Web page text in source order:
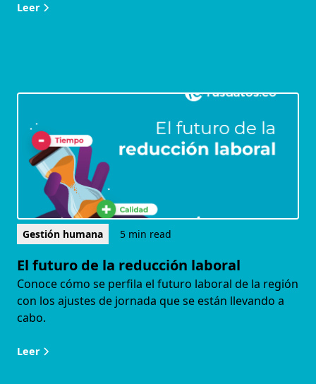
Leer
Gestión humana 5 min read
El futuro de la reducción laboral
Conoce cómo se perfila el futuro laboral de la región
con los ajustes de jornada que se están llevando a
cabo.
Leer